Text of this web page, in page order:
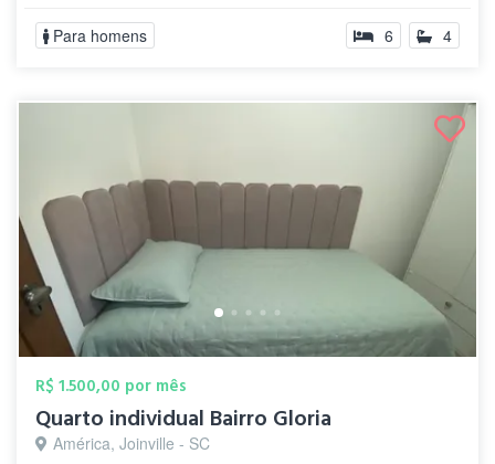
Para homens 6 4
R$ 1.500,00 por mês
Quarto individual Bairro Gloria
América, Joinville - SC